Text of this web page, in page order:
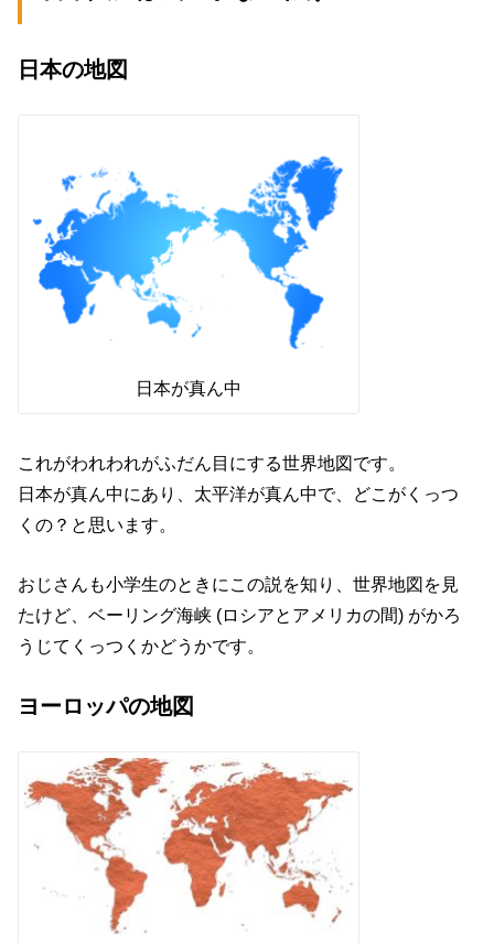
日本の地図
日本が真ん中
これがわれわれがふだん目にする世界地図です。
日本が真ん中にあり、太平洋が真ん中で、どこがくっつ
くの？と思います。
おじさんも小学生のときにこの説を知り、世界地図を見
たけど、ベーリング海峡 (ロシアとアメリカの間) がかろ
うじてくっつくかどうかです。
ヨーロッパの地図